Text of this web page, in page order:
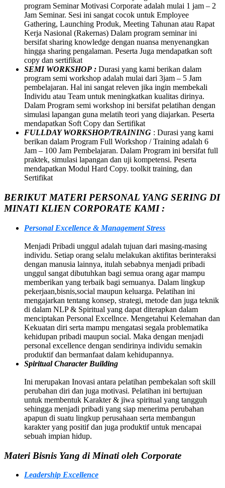
program Seminar Motivasi Corporate adalah mulai 1 jam – 2
Jam Seminar. Sesi ini sangat cocok untuk Employee
Gathering, Launching Produk, Meeting Tahunan atau Rapat
Kerja Nasional (Rakernas) Dalam program seminar ini
bersifat sharing knowledge dengan nuansa menyenangkan
hingga sharing pengalaman. Peserta Juga mendapatkan soft
copy dan sertifikat
SEMI WORKSHOP : Durasi yang kami berikan dalam
program semi workshop adalah mulai dari 3jam – 5 Jam
pembelajaran. Hal ini sangat releven jika ingin membekali
Individu atau Team untuk meningkatkan kualitas dirinya.
Dalam Program semi workshop ini bersifat pelatihan dengan
simulasi lapangan guna melatih teori yang diajarkan. Peserta
mendapatkan Soft Copy dan Sertifikat
FULLDAY WORKSHOP/TRAINING : Durasi yang kami
berikan dalam Program Full Workshop / Training adalah 6
Jam – 100 Jam Pembelajaran. Dalam Program ini bersifat full
praktek, simulasi lapangan dan uji kompetensi. Peserta
mendapatkan Modul Hard Copy. toolkit training, dan
Sertifikat
BERIKUT MATERI PERSONAL YANG SERING DI
MINATI KLIEN CORPORATE KAMI :
Personal Excellence & Management Stress
Menjadi Pribadi unggul adalah tujuan dari masing-masing
individu. Setiap orang selalu melakukan aktifitas berinteraksi
dengan manusia lainnya, itulah sebabnya menjadi pribadi
unggul sangat dibutuhkan bagi semua orang agar mampu
memberikan yang terbaik bagi semuanya. Dalam lingkup
pekerjaan,bisnis,social maupun keluarga. Pelatihan ini
mengajarkan tentang konsep, strategi, metode dan juga teknik
di dalam NLP & Spiritual yang dapat diterapkan dalam
menciptakan Personal Excellnce. Mengetahui Kelemahan dan
Kekuatan diri serta mampu mengatasi segala problematika
kehidupan pribadi maupun social. Maka dengan menjadi
personal excellence dengan sendirinya individu semakin
produktif dan bermanfaat dalam kehidupannya.
Spiritual Character Building
Ini merupakan Inovasi antara pelatihan pembekalan soft skill
perubahan diri dan juga motivasi. Pelatihan ini bertujuan
untuk membentuk Karakter & jiwa spiritual yang tangguh
sehingga menjadi pribadi yang siap menerima perubahan
apapun di suatu lingkup perusahaan serta membangun
karakter yang positif dan juga produktif untuk mencapai
sebuah impian hidup.
Materi Bisnis Yang di Minati oleh Corporate
Leadership Excellence